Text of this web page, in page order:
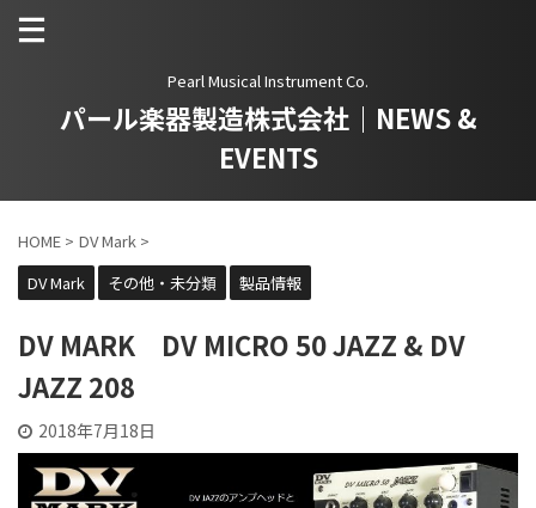
Pearl Musical Instrument Co.
パール楽器製造株式会社｜NEWS &
EVENTS
HOME > DV Mark >
DV Mark
その他・未分類 製品情報
DV MARK DV MICRO 50 JAZZ & DV
JAZZ 208
2018年7月18日